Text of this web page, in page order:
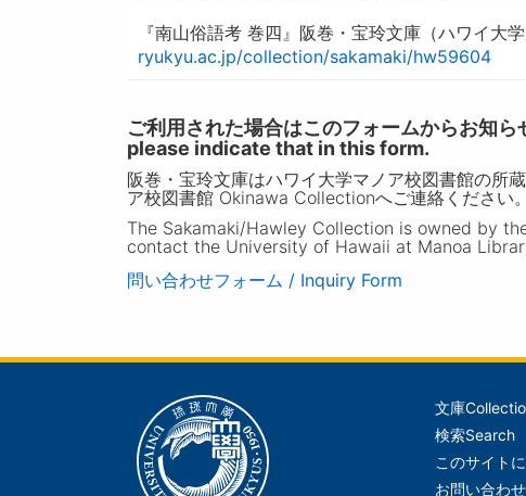
『南山俗語考 巻四』阪巻・宝玲文庫（ハワイ大
ryukyu.ac.jp/collection/sakamaki/hw59604
ご利用された場合はこのフォームからお知
please indicate that in this form.
阪巻・宝玲文庫はハワイ大学マノア校図書館の所
ア校図書館 Okinawa Collectionへご連絡ください。
The Sakamaki/Hawley Collection is owned by
contact the University of Hawaii at Manoa
問い合わせフォーム / Inquiry Form
メ
イ
文庫
検索Search
このサイト
お問い合わせ